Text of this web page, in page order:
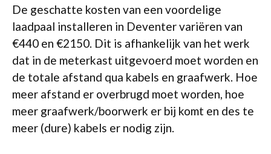
De geschatte kosten van een voordelige
laadpaal installeren in Deventer variëren van
€440 en €2150. Dit is afhankelijk van het werk
dat in de meterkast uitgevoerd moet worden en
de totale afstand qua kabels en graafwerk. Hoe
meer afstand er overbrugd moet worden, hoe
meer graafwerk/boorwerk er bij komt en des te
meer (dure) kabels er nodig zijn.